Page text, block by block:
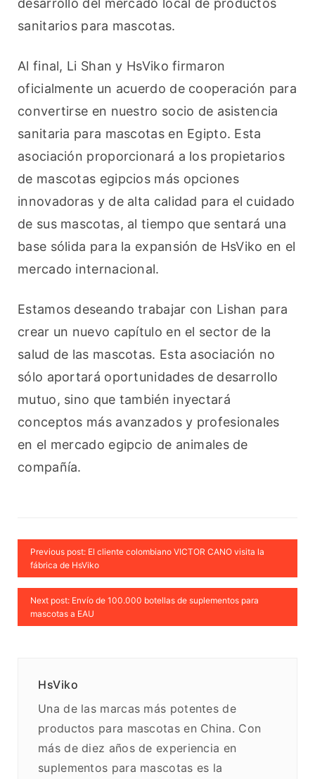
sanitarios para mascotas.
Al final, Li Shan y HsViko firmaron
oficialmente un acuerdo de cooperación para
convertirse en nuestro socio de asistencia
sanitaria para mascotas en Egipto. Esta
asociación proporcionará a los propietarios
de mascotas egipcios más opciones
innovadoras y de alta calidad para el cuidado
de sus mascotas, al tiempo que sentará una
base sólida para la expansión de HsViko en el
mercado internacional.
Estamos deseando trabajar con Lishan para
crear un nuevo capítulo en el sector de la
salud de las mascotas. Esta asociación no
sólo aportará oportunidades de desarrollo
mutuo, sino que también inyectará
conceptos más avanzados y profesionales
en el mercado egipcio de animales de
compañía.
Previous post: El cliente colombiano VICTOR CANO visita la
fábrica de HsViko
Next post: Envío de 100.000 botellas de suplementos para
mascotas a EAU
HsViko
Una de las marcas más potentes de
productos para mascotas en China. Con
más de diez años de experiencia en
suplementos para mascotas es la